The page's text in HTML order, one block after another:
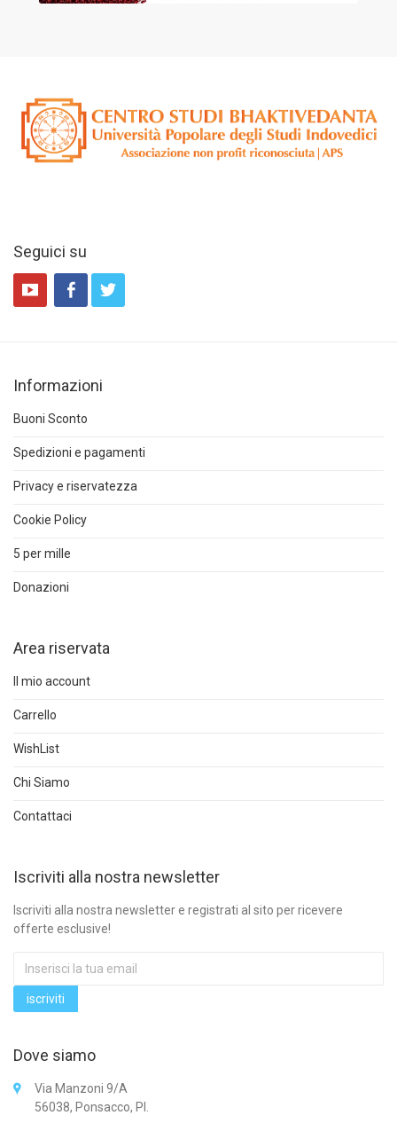
Seguici su
Informazioni
Buoni Sconto
Spedizioni e pagamenti
Privacy e riservatezza
Cookie Policy
5 per mille
Donazioni
Area riservata
Il mio account
Carrello
WishList
Chi Siamo
Contattaci
Iscriviti alla nostra newsletter
Iscriviti alla nostra newsletter e registrati al sito per ricevere
offerte esclusive!
Dove siamo
Via Manzoni 9/A
56038, Ponsacco, PI.